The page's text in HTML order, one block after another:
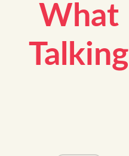
What
Talking